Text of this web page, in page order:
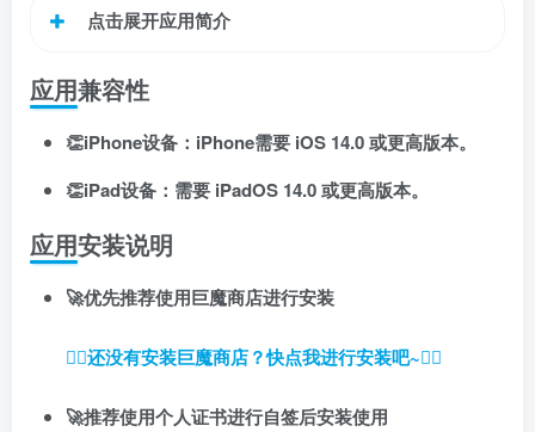
点击展开应用简介
应用兼容性
👏iPhone设备：iPhone需要 iOS 14.0 或更高版本。
👏iPad设备：需要 iPadOS 14.0 或更高版本。
应用安装说明
🚀优先推荐使用巨魔商店进行安装
👉🏼还没有安装巨魔商店？快点我进行安装吧~👈🏼
🚀推荐使用个人证书进行自签后安装使用
扫码登录即表示同意